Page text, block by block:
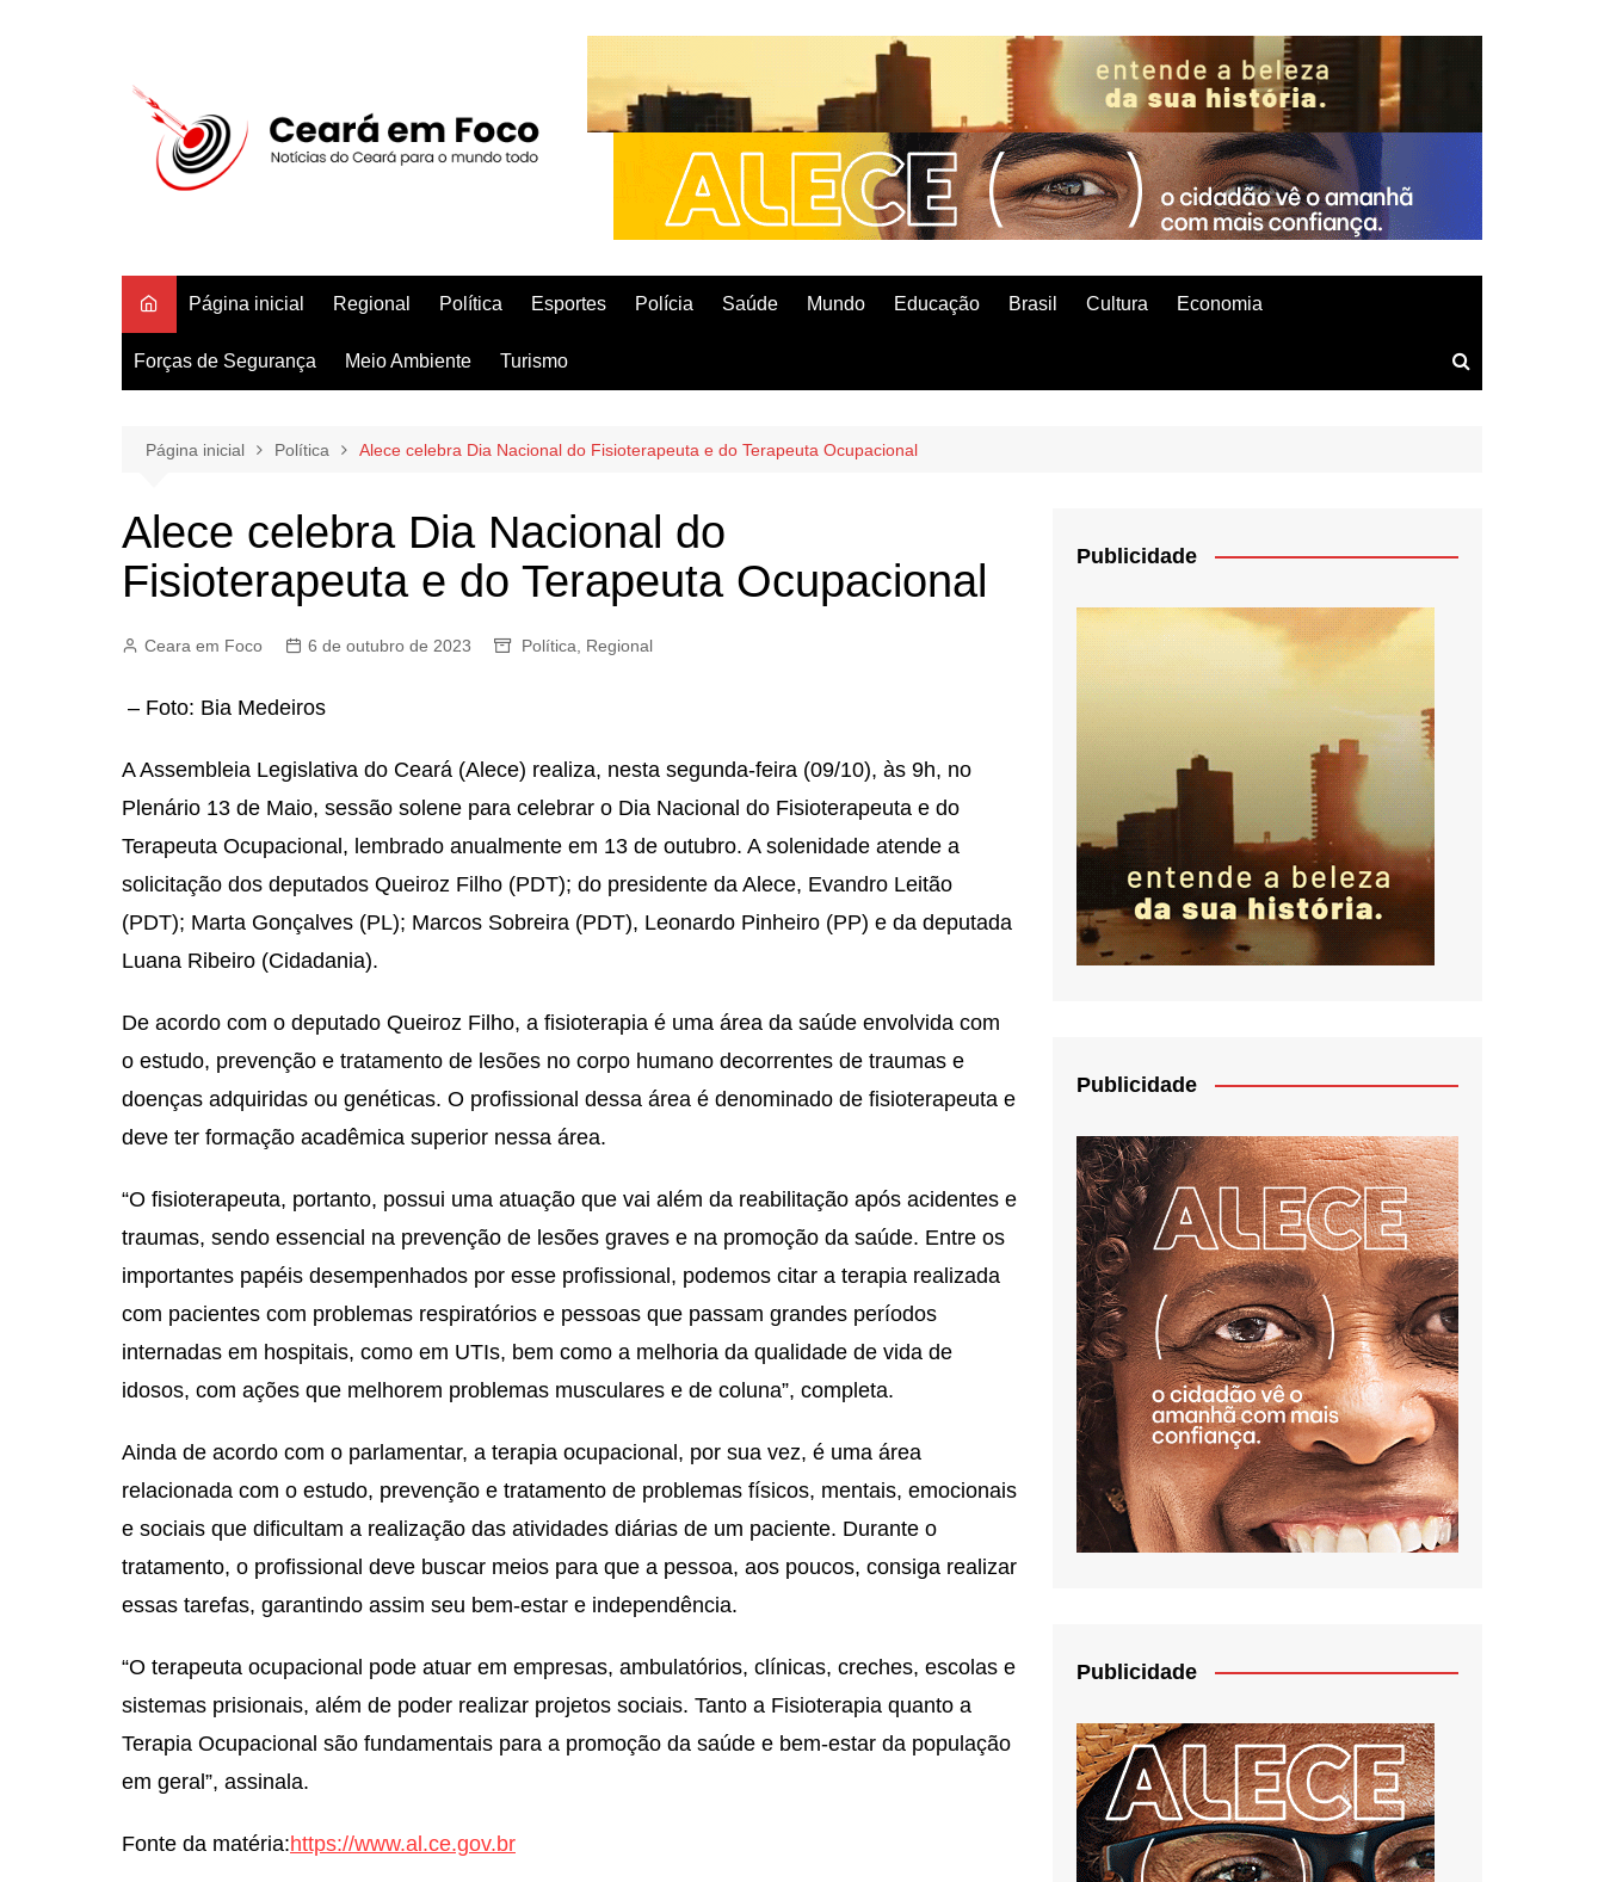
Página inicial Regional Política Esportes Polícia Saúde Mundo Educação Brasil Cultura Economia
Forças de Segurança Meio Ambiente Turismo
Página inicial Política Alece celebra Dia Nacional do Fisioterapeuta e do Terapeuta Ocupacional
Alece celebra Dia Nacional do
Fisioterapeuta e do Terapeuta Ocupacional
Ceara em Foco 6 de outubro de 2023 Política Regional
– Foto: Bia Medeiros
A Assembleia Legislativa do Ceará (Alece) realiza, nesta segunda-feira (09/10), às 9h, no
Plenário 13 de Maio, sessão solene para celebrar o Dia Nacional do Fisioterapeuta e do
Terapeuta Ocupacional, lembrado anualmente em 13 de outubro. A solenidade atende a
solicitação dos deputados Queiroz Filho (PDT); do presidente da Alece, Evandro Leitão
(PDT); Marta Gonçalves (PL); Marcos Sobreira (PDT), Leonardo Pinheiro (PP) e da deputada
Luana Ribeiro (Cidadania).
De acordo com o deputado Queiroz Filho, a fisioterapia é uma área da saúde envolvida com
o estudo, prevenção e tratamento de lesões no corpo humano decorrentes de traumas e
doenças adquiridas ou genéticas. O profissional dessa área é denominado de fisioterapeuta e
deve ter formação acadêmica superior nessa área.
“O fisioterapeuta, portanto, possui uma atuação que vai além da reabilitação após acidentes e
traumas, sendo essencial na prevenção de lesões graves e na promoção da saúde. Entre os
importantes papéis desempenhados por esse profissional, podemos citar a terapia realizada
com pacientes com problemas respiratórios e pessoas que passam grandes períodos
internadas em hospitais, como em UTIs, bem como a melhoria da qualidade de vida de
idosos, com ações que melhorem problemas musculares e de coluna”, completa.
Ainda de acordo com o parlamentar, a terapia ocupacional, por sua vez, é uma área
relacionada com o estudo, prevenção e tratamento de problemas físicos, mentais, emocionais
e sociais que dificultam a realização das atividades diárias de um paciente. Durante o
tratamento, o profissional deve buscar meios para que a pessoa, aos poucos, consiga realizar
essas tarefas, garantindo assim seu bem-estar e independência.
“O terapeuta ocupacional pode atuar em empresas, ambulatórios, clínicas, creches, escolas e
sistemas prisionais, além de poder realizar projetos sociais. Tanto a Fisioterapia quanto a
Terapia Ocupacional são fundamentais para a promoção da saúde e bem-estar da população
em geral”, assinala.
Fonte da matéria:https://www.al.ce.gov.br
Publicidade
Publicidade
Publicidade